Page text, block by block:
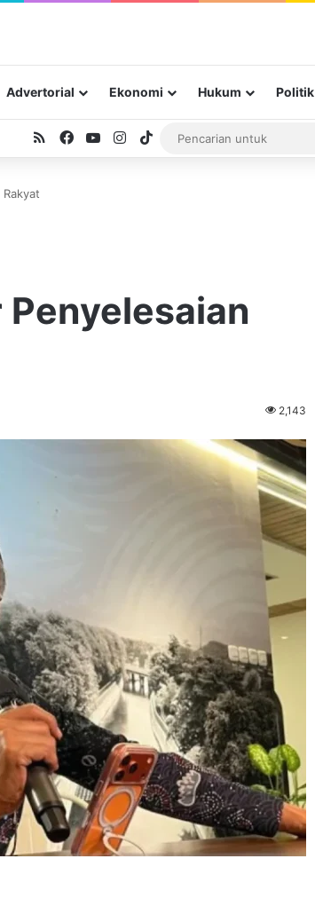
Advertorial Ekonomi Hukum Politik
RSSFacebook
YouTubeInstagram
TikTok
Penyelesaian
2,143